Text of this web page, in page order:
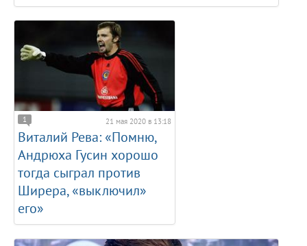
1 21 мая 2020 в 13:18
Виталий Рева: «Помню,
Андрюха Гусин хорошо
тогда сыграл против
Ширера, «выключил»
его»